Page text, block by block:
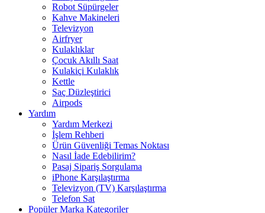
Robot Süpürgeler
Kahve Makineleri
Televizyon
Airfryer
Kulaklıklar
Çocuk Akıllı Saat
Kulakiçi Kulaklık
Kettle
Saç Düzleştirici
Airpods
Yardım
Yardım Merkezi
İşlem Rehberi
Ürün Güvenliği Temas Noktası
Nasıl İade Edebilirim?
Pasaj Sipariş Sorgulama
iPhone Karşılaştırma
Televizyon (TV) Karşılaştırma
Telefon Sat
Popüler Marka Kategoriler